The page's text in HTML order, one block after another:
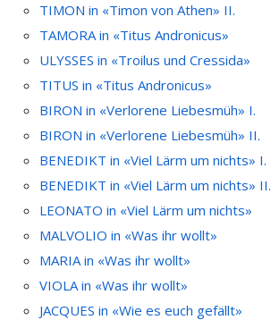
TIMON in «Timon von Athen» II.
TAMORA in «Titus Andronicus»
ULYSSES in «Troilus und Cressida»
TITUS in «Titus Andronicus»
BIRON in «Verlorene Liebesmüh» I.
BIRON in «Verlorene Liebesmüh» II.
BENEDIKT in «Viel Lärm um nichts» I.
BENEDIKT in «Viel Lärm um nichts» II.
LEONATO in «Viel Lärm um nichts»
MALVOLIO in «Was ihr wollt»
MARIA in «Was ihr wollt»
VIOLA in «Was ihr wollt»
JACQUES in «Wie es euch gefällt»